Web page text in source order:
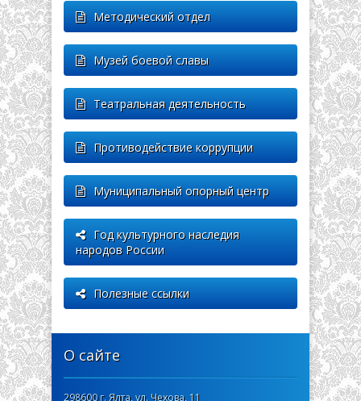
Методический отдел
Музей боевой славы
Театральная деятельность
Противодействие коррупции
Муниципальный опорный центр
Год культурного наследия
народов России
Полезные ссылки
О сайте
298600 г. Ялта, ул. Чехова, 11